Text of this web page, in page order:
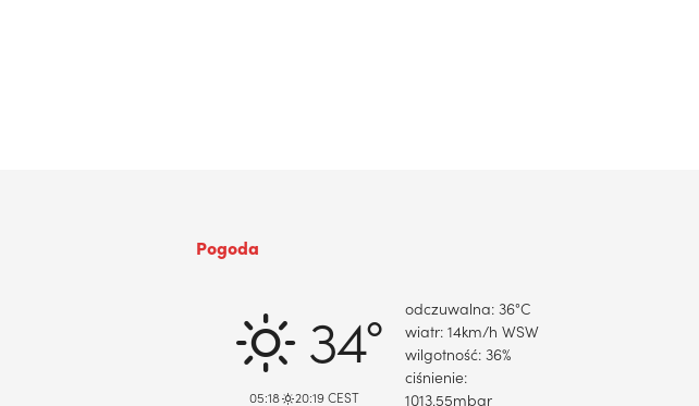
Pogoda
34°
05:18 20:19 CEST
odczuwalna: 36°C
wiatr: 14km/h WSW
wilgotność: 36%
ciśnienie:
1013.55mbar